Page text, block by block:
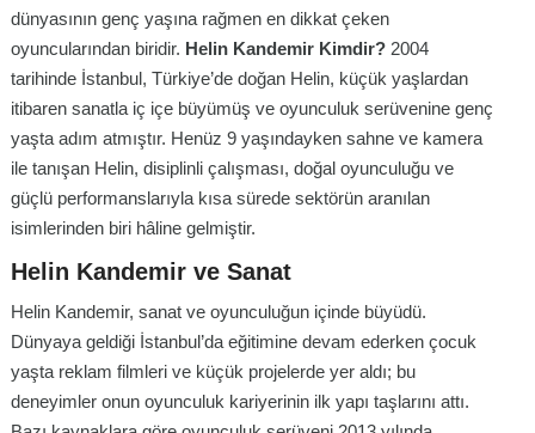
dünyasının genç yaşına rağmen en dikkat çeken
oyuncularından biridir. Helin Kandemir Kimdir? 2004
tarihinde İstanbul, Türkiye’de doğan Helin, küçük yaşlardan
itibaren sanatla iç içe büyümüş ve oyunculuk serüvenine genç
yaşta adım atmıştır. Henüz 9 yaşındayken sahne ve kamera
ile tanışan Helin, disiplinli çalışması, doğal oyunculuğu ve
güçlü performanslarıyla kısa sürede sektörün aranılan
isimlerinden biri hâline gelmiştir.
Helin Kandemir ve Sanat
Helin Kandemir, sanat ve oyunculuğun içinde büyüdü.
Dünyaya geldiği İstanbul’da eğitimine devam ederken çocuk
yaşta reklam filmleri ve küçük projelerde yer aldı; bu
deneyimler onun oyunculuk kariyerinin ilk yapı taşlarını attı.